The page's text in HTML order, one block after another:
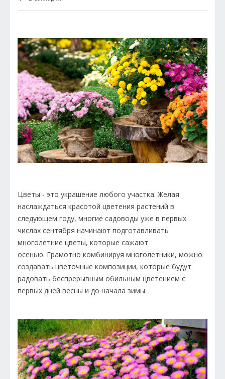
Цветы - это украшение любого участка. Желая
наслаждаться красотой цветения растений в
следующем году, многие садоводы уже в первых
числах сентября начинают подготавливать
многолетние цветы, которые сажают
осенью. Грамотно комбинируя многолетники, можно
создавать цветочные композиции, которые будут
радовать беспрерывным обильным цветением с
первых дней весны и до начала зимы.